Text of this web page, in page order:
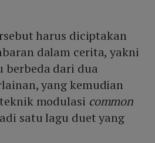
harus diciptakan
dalam cerita, yakni
berbeda dari dua
yang kemudian
modulasi common
satu lagu duet yang